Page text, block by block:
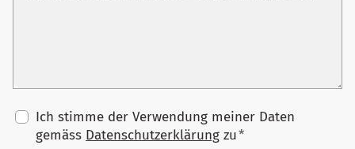
Ich stimme der Verwendung meiner Daten
gemäss Datenschutzerklärung zu*